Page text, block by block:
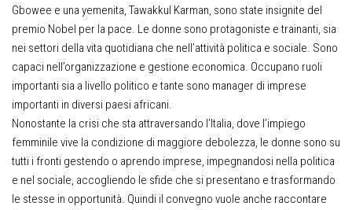
Gbowee e una yemenita, Tawakkul Karman, sono state insignite del
premio Nobel per la pace. Le donne sono protagoniste e trainanti, sia
nei settori della vita quotidiana che nell’attività politica e sociale. Sono
capaci nell’organizzazione e gestione economica. Occupano ruoli
importanti sia a livello politico e tante sono manager di imprese
importanti in diversi paesi africani.
Nonostante la crisi che sta attraversando l’Italia, dove l’impiego
femminile vive la condizione di maggiore debolezza, le donne sono su
tutti i fronti gestendo o aprendo imprese, impegnandosi nella politica
e nel sociale, accogliendo le sfide che si presentano e trasformando
le stesse in opportunità. Quindi il convegno vuole anche raccontare